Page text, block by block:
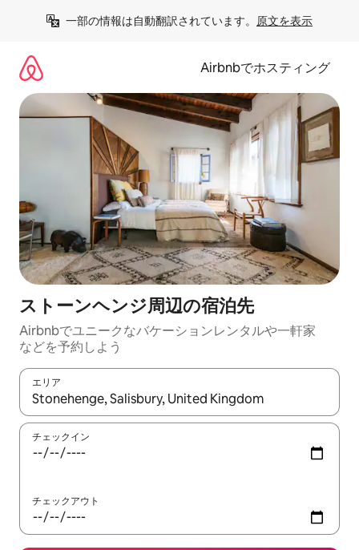
一部の情報は自動翻訳されています。 原文を表示
Airbnbでホスティング
ストーンヘンジ⁠周⁠辺⁠の宿⁠泊⁠先
Airbnbでユニークなバ⁠ケ⁠ー⁠シ⁠ョ⁠ンレ⁠ン⁠タ⁠ルや一⁠軒⁠家
な⁠ど⁠を予⁠約⁠し⁠よ⁠う
エリア
検索結果が表示されたら、上下の矢印キーを使って移動するか
チェックイン
チェックアウト